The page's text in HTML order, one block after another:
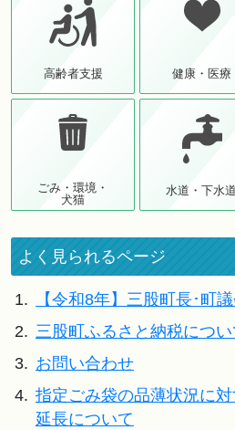
高齢者支援 健康・医療
ごみ・環境・
犬猫
水道・下水道
よく見られるページ
1.
【令和8年】三股町長･町
2. 三股町ふるさと納税につい
3. お問い合わせ
4. 指定ごみ袋の品薄状況に
延長について